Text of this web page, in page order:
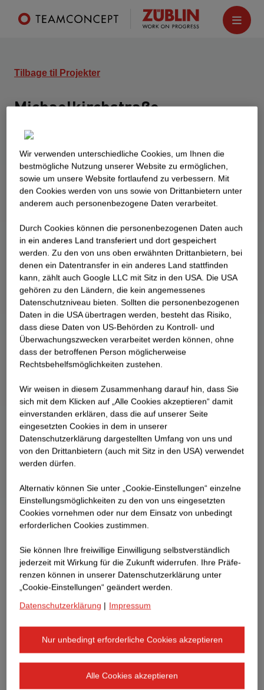
Tilbage til Projekter
Michaelkirchstraße
BerlinNøglefærdigt byggeri af en bolig- og en
separat erhvervsbygning. Boligbygningen er
planlagt med 183 lejligheder, kontorbygningen
med kontor- og konferencelokaler samt en bistro.
Ud over en lukket central garage rummer
kælderen også cykel- og lejerkældre.
Kunde
Wir verwenden unterschiedliche Cookies, um Ihnen die
best­mögliche Nutzung unserer Website zu ermöglichen,
sowie um unsere Website fortlaufend zu verbessern. Mit
den Cookies werden von uns sowie von Drittanbietern unter
anderem auch personenbezogene Daten verarbeitet.
Durch Cookies können die personenbezogenen Daten auch
in ein anderes Land transferiert und dort gespeichert
werden. Zu den von uns oben erwähnten Drittanbietern, bei
denen ein Datentransfer in ein anderes Land stattfinden
kann, zählt auch Google LLC mit Sitz in den USA. Die USA
gehören zu den Ländern, die kein angemessenes
Datenschutzniveau bieten. Sollten die personenbezogenen
Daten in die USA übertragen werden, besteht das Risiko,
dass diese Daten von US-Behörden zu Kontroll- und
Überwachungszwecken verarbeitet werden können, ohne
dass der betroffenen Person möglicherweise
Rechtsbehelfsmöglichkeiten zustehen.
Wir weisen in diesem Zusammenhang darauf hin, dass Sie
sich mit dem Klicken auf „Alle Cookies akzeptieren“ damit
ein­ver­standen erklären, dass die auf unserer Seite
eingesetzten Cookies in dem in unserer
Datenschutzerklärung dargestellten Umfang von uns und
von den Drittanbietern (auch mit Sitz in den USA) verwendet
werden dürfen.
Alternativ können Sie unter „Cookie-Einstellungen“ einzelne
Einstellungsmöglichkeiten zu den von uns eingesetzten
Cookies vornehmen oder nur dem Einsatz von unbedingt
erforderlichen Cookies zustimmen.
Sie können Ihre freiwillige Einwilligung selbstverständlich
jederzeit mit Wirkung für die Zukunft widerrufen. Ihre Prä­fe­
renzen können in unserer Datenschutzerklärung unter
„Cookie-Einstellungen“ geändert werden.
Datenschutzerklärung | Impressum
Nur unbedingt erforderliche Cookies akzeptieren
Alle Cookies akzeptieren